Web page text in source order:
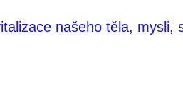
našeho těla, mysli,